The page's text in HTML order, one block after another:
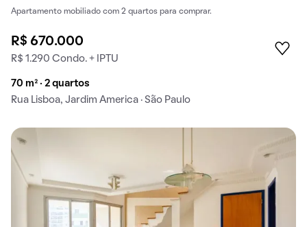
Apartamento mobiliado com 2 quartos para comprar.
R$ 670.000
R$ 1.290 Condo. + IPTU
70 m² · 2 quartos
Rua Lisboa, Jardim America · São Paulo